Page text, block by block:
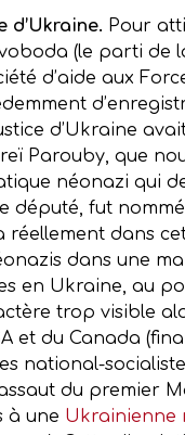
Pour
(le parti de
d’aide aux
d’Ukraine
Parouby, que
néonazi qui
député, fut
dans
dans une
en Ukraine, au
trop visible
et du Canada
national-
du premier
à une Ukrainienne